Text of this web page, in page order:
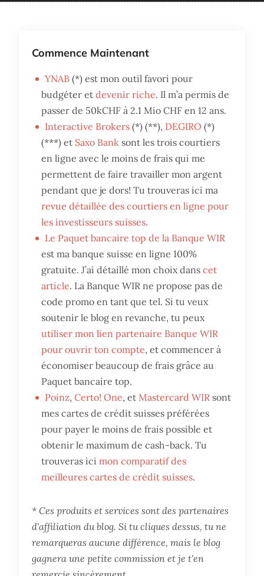
Commence Maintenant
YNAB (*) est mon outil favori pour
budgéter etdevenir riche. Il m’a permis de
passer de 50kCHF à 2.1 Mio CHF en 12 ans.
Interactive Brokers (*) (**), DEGIRO (*)
(***) et Saxo Bank sont les trois courtiers
en ligne avec le moins de frais qui me
permettent de faire travailler mon argent
pendant que je dors! Tu trouveras ici ma
revue détaillée des courtiers en ligne pour
les investisseurs suisses.
Le Paquet bancaire top de la Banque WIR
est ma banque suisse en ligne 100%
gratuite. J’ai détaillé mon choix danscet
article. La Banque WIR ne propose pas de
code promo en tant que tel. Si tu veux
soutenir le blog en revanche, tu peux
utiliser mon lien partenaire Banque WIR
pour ouvrir ton compte, et commencer à
économiser beaucoup de frais grâce au
Paquet bancaire top.
Poinz,Certo! One, et Mastercard WIR sont
mes cartes de crédit suisses préférées
pour payer le moins de frais possible et
obtenir le maximum de cash-back. Tu
trouveras icimon comparatif des
meilleures cartes de crédit suisses.
* Ces produits et services sont des partenaires
d'affiliation du blog. Si tu cliques dessus, tu ne
remarqueras aucune différence, mais le blog
gagnera une petite commission et je t'en